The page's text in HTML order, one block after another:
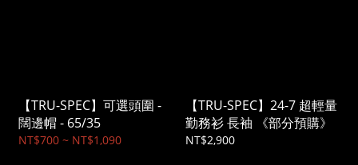
【TRU-SPEC】可選頭圍 -
闊邊帽 - 65/35
NT$700 ~ NT$1,090
【TRU-SPEC】24-7 超輕量
勤務衫 長袖 《部分預購》
NT$2,900